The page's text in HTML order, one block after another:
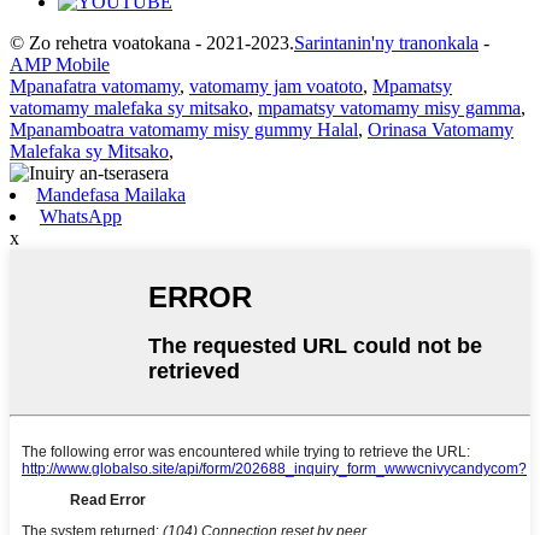
© Zo rehetra voatokana - 2021-2023.Sarintanin'ny tranonkala -
AMP Mobile
Mpanafatra vatomamy, vatomamy jam voatoto, Mpamatsy
vatomamy malefaka sy mitsako, mpamatsy vatomamy misy gamma,
Mpanamboatra vatomamy misy gummy Halal, Orinasa Vatomamy
Malefaka sy Mitsako,
Mandefasa Mailaka
WhatsApp
x